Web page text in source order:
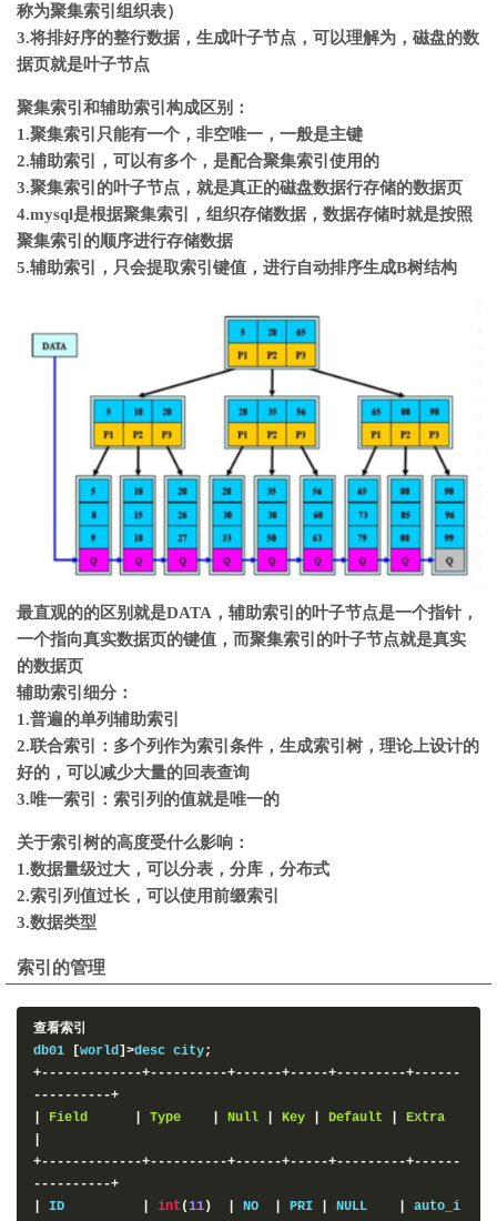
称为聚集索引组织表）
3.将排好序的整行数据，生成叶子节点，可以理解为，磁盘的数
据页就是叶子节点
聚集索引和辅助索引构成区别：
1.聚集索引只能有一个，非空唯一，一般是主键
2.辅助索引，可以有多个，是配合聚集索引使用的
3.聚集索引的叶子节点，就是真正的磁盘数据行存储的数据页
4.mysql是根据聚集索引，组织存储数据，数据存储时就是按照
聚集索引的顺序进行存储数据
5.辅助索引，只会提取索引键值，进行自动排序生成B树结构
最直观的的区别就是DATA，辅助索引的叶子节点是一个指针，
一个指向真实数据页的键值，而聚集索引的叶子节点就是真实
的数据页
辅助索引细分：
1.普遍的单列辅助索引
2.联合索引：多个列作为索引条件，生成索引树，理论上设计的
好的，可以减少大量的回表查询
3.唯一索引：索引列的值就是唯一的
关于索引树的高度受什么影响：
1.数据量级过大，可以分表，分库，分布式
2.索引列值过长，可以使用前缀索引
3.数据类型
索引的管理
查看索引
db01
[world]>desc city;
+-------------+----------+------+-----+---------+------
----------+
Field Type Null Key Default
Extra
+-------------+----------+------+-----+---------+------
----------+
ID int (11) NO PRI NULL
auto_i